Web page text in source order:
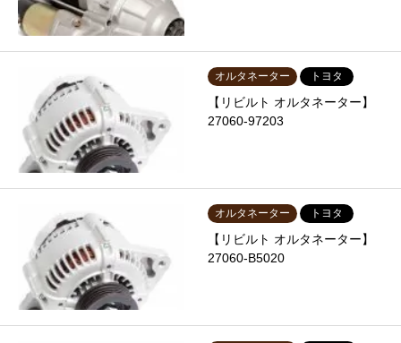
オルタネーター トヨタ
【リビルト オルタネーター】
27060-97203
オルタネーター トヨタ
【リビルト オルタネーター】
27060-B5020